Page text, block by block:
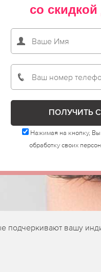
со скидкой
Нажимая на кнопку, Вы
обработку своих
подчеркивают вашу